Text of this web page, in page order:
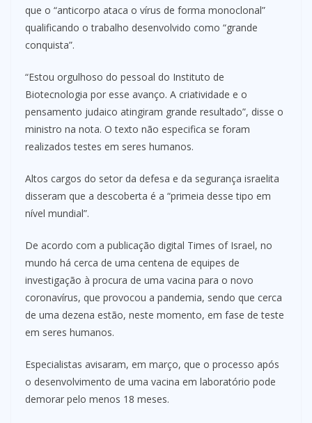
que o “anticorpo ataca o vírus de forma monoclonal”
qualificando o trabalho desenvolvido como “grande
conquista”.
“Estou orgulhoso do pessoal do Instituto de
Biotecnologia por esse avanço. A criatividade e o
pensamento judaico atingiram grande resultado”, disse o
ministro na nota. O texto não especifica se foram
realizados testes em seres humanos.
Altos cargos do setor da defesa e da segurança israelita
disseram que a descoberta é a “primeia desse tipo em
nível mundial”.
De acordo com a publicação digital Times of Israel, no
mundo há cerca de uma centena de equipes de
investigação à procura de uma vacina para o novo
coronavírus, que provocou a pandemia, sendo que cerca
de uma dezena estão, neste momento, em fase de teste
em seres humanos.
Especialistas avisaram, em março, que o processo após
o desenvolvimento de uma vacina em laboratório pode
demorar pelo menos 18 meses.